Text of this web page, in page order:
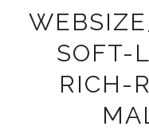
SOFT-
RICH-